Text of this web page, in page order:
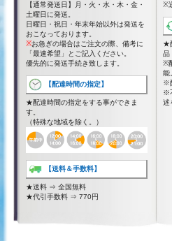
【通常発送日】月・火・水・木・金・
土曜日に発送。
日曜日・祝日・年末年始以外は発送を
おこなっております。
※お急ぎの場合はご注文の際、備考に
「最速希望」とご記入ください。
優先的に発送手続き致します。
【配達時間の指定】
★配達時間の指定をする事ができま
す。
（特殊な地域を除く。）
【送料＆手数料】
★送料 ⇒ 全国無料
★代引手数料 ⇒ 770円
※
★
品
※
能
※
※
述